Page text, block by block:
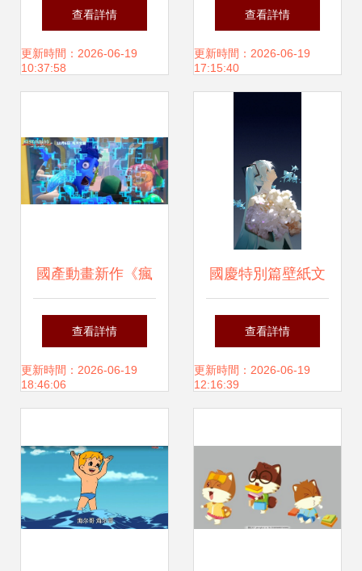
相NAB 全媒體內容
創作門檻再被降低
查看詳情
更新時間：2026-06-19
10:37:58
動畫制作高手必備
的電腦配置指南
查看詳情
更新時間：2026-06-19
17:15:40
國產動畫新作《瘋
狂電腦城》 當師生
創作孵化未來工廠
查看詳情
更新時間：2026-06-19
18:46:06
國慶特別篇壁紙文
稿_優質動畫回憶
錄01
查看詳情
更新時間：2026-06-19
12:16:39